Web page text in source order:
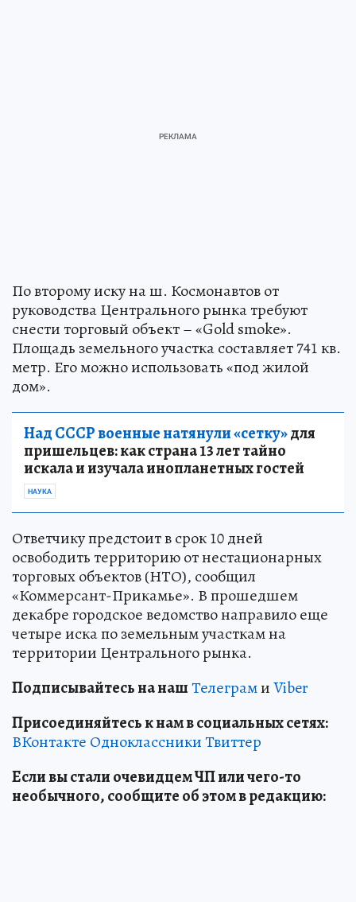
По второму иску на ш. Космонавтов от
руководства Центрального рынка требуют
снести торговый объект – «Gold smoke».
Площадь земельного участка составляет 741 кв.
метр. Его можно использовать «под жилой
дом».
Над СССР военные натянули «сетку»для
пришельцев: как страна 13 лет тайно
искала и изучала инопланетных гостей
НАУКА
Ответчику предстоит в срок 10 дней
освободить территорию от нестационарных
торговых объектов (НТО), сообщил
«Коммерсант-Прикамье». В прошедшем
декабре городское ведомство направило еще
четыре иска по земельным участкам на
территории Центрального рынка.
Подписывайтесь на нашТелеграмиViber
Присоединяйтесь к нам в социальных сетях:
ВКонтакте ОдноклассникиТвиттер
Если вы стали очевидцем ЧП или чего-то
необычного, сообщите об этом в редакцию: